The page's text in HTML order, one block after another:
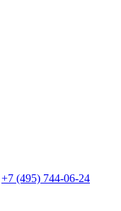
+7 (495) 744-06-24